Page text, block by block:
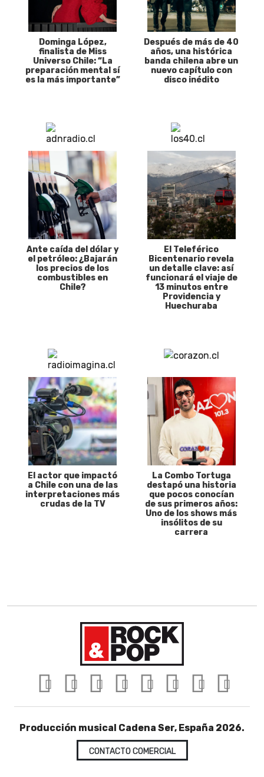
Dominga López,
finalista de Miss
Universo Chile: “La
preparación mental sí
es la más importante”
Después de más de 40
años, una histórica
banda chilena abre un
nuevo capítulo con
disco inédito
Ante caída del dólar y
el petróleo: ¿Bajarán
los precios de los
combustibles en
Chile?
El Teleférico
Bicentenario revela
un detalle clave: así
funcionará el viaje de
13 minutos entre
Providencia y
Huechuraba
El actor que impactó
a Chile con una de las
interpretaciones más
crudas de la TV
La Combo Tortuga
destapó una historia
que pocos conocían
de sus primeros años:
Uno de los shows más
insólitos de su
carrera
Producción musical Cadena Ser, España 2026.
CONTACTO COMERCIAL